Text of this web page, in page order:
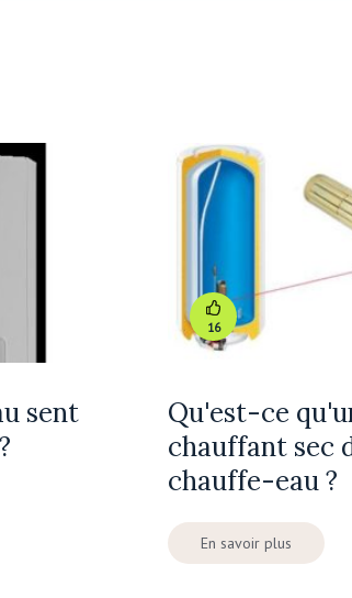
sent
16
Qu'est-ce
chauffant sec
chauffe-eau ?
En savoir plus